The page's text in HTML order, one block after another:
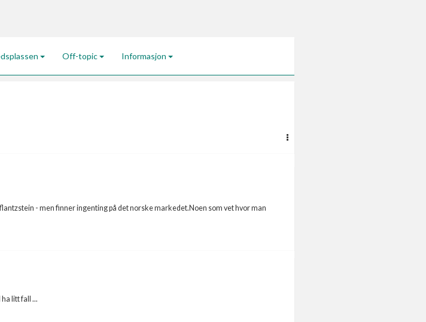
Off-topic Informasjon
- men finner ingenting på det norske markedet.Noen som vet hvor man
litt fall ...